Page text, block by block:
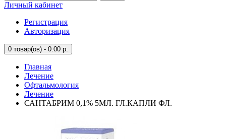
Личный кабинет
Регистрация
Авторизация
0 товар(ов) - 0.00 р.
Главная
Лечение
Офтальмология
Лечение
САНТАБРИМ 0,1% 5МЛ. ГЛ.КАПЛИ ФЛ.